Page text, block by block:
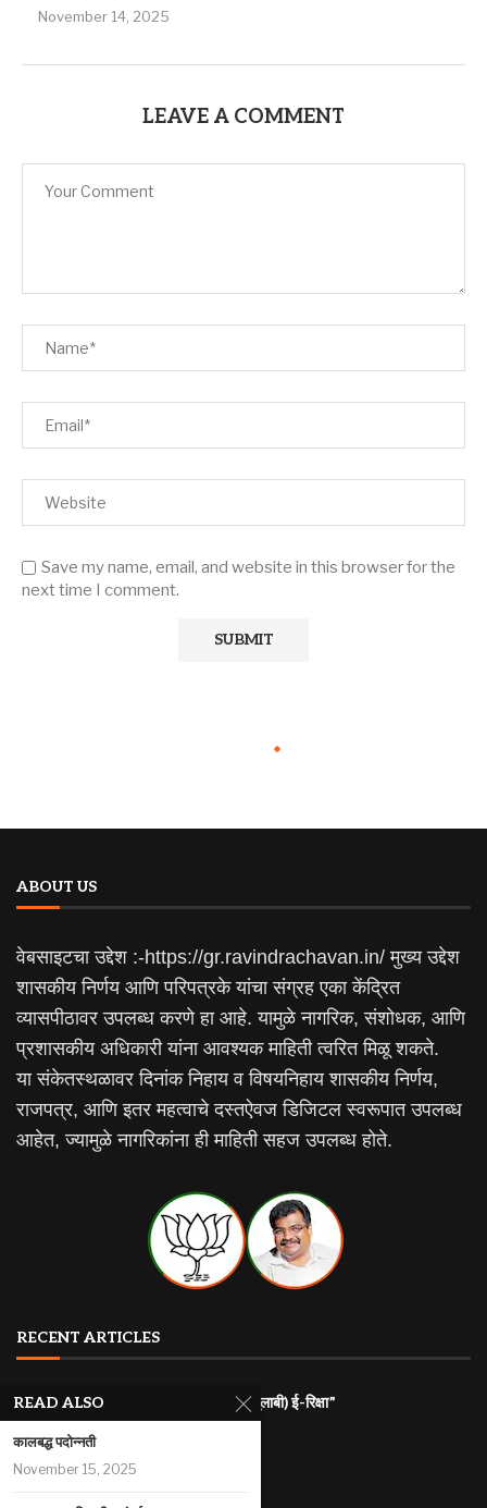
November 14, 2025
LEAVE A COMMENT
Save my name, email, and website in this browser for the
next time I comment.
ABOUT US
वेबसाइटचा उद्देश :-https://gr.ravindrachavan.in/ मुख्य उद्देश
शासकीय निर्णय आणि परिपत्रके यांचा संग्रह एका केंद्रित
व्यासपीठावर उपलब्ध करणे हा आहे. यामुळे नागरिक, संशोधक, आणि
प्रशासकीय अधिकारी यांना आवश्यक माहिती त्वरित मिळू शकते.
या संकेतस्थळावर दिनांक निहाय व विषयनिहाय शासकीय निर्णय,
राजपत्र, आणि इतर महत्वाचे दस्तऐवज डिजिटल स्वरूपात उपलब्ध
आहेत, ज्यामुळे नागरिकांना ही माहिती सहज उपलब्ध होते.
RECENT ARTICLES
राज्यातील गरजू महिलांना रोजगारासाठी “पिंक (गुलाबी) ई-रिक्षा”
July 31, 2026
महाराष्ट्र इलेक्ट्रिक वाहन धोरण
READ ALSO
कालबद्ध पदोन्नती
November 15, 2025